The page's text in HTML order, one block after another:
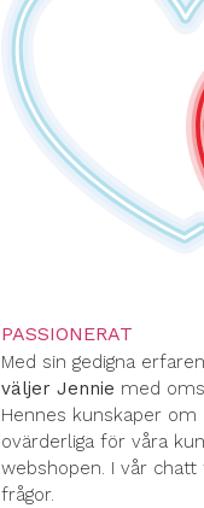
PASSIONERAT
Med sin gedigna
väljer Jennie med
Hennes kunskaper
ovärderliga för våra
webshopen. I vår
frågor.